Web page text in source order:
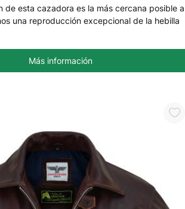
de esta cazadora es la más cercana posible
una reproducción excepcional de la hebilla
Más información